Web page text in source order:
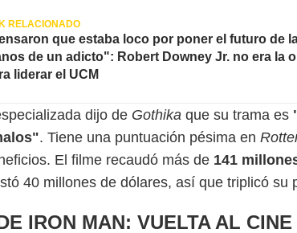
que estaba loco por poner el futuro de
de un adicto": Robert Downey Jr. no era la
liderar el UCM
dijo de Gothika que su trama es
. Tiene una puntuación pésima en
El filme recaudó más de 141
40 millones de dólares, así que triplicó su
IRON MAN: VUELTA AL